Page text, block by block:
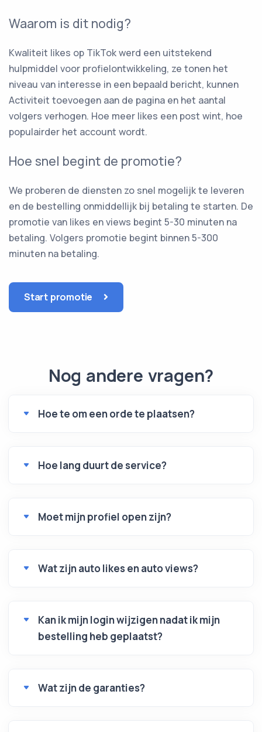
Waarom is dit nodig?
Kwaliteit likes op TikTok werd een uitstekend
hulpmiddel voor profielontwikkeling, ze tonen het
niveau van interesse in een bepaald bericht, kunnen
Activiteit toevoegen aan de pagina en het aantal
volgers verhogen. Hoe meer likes een post wint, hoe
populairder het account wordt.
Hoe snel begint de promotie?
We proberen de diensten zo snel mogelijk te leveren
en de bestelling onmiddellijk bij betaling te starten. De
promotie van likes en views begint 5-30 minuten na
betaling. Volgers promotie begint binnen 5-300
minuten na betaling.
Start promotie
Nog andere vragen?
Hoe te om een orde te plaatsen?
Hoe lang duurt de service?
Moet mijn profiel open zijn?
Wat zijn auto likes en auto views?
Kan ik mijn login wijzigen nadat ik mijn
bestelling heb geplaatst?
Wat zijn de garanties?